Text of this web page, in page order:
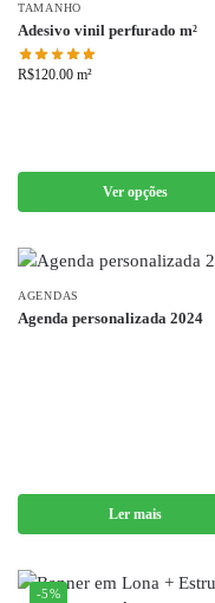
TAMANHO
Adesivo vinil perfurado m²
R$120.00 m²
Ver opções
AGENDAS
Agenda personalizada 2024
Ler mais
-5%